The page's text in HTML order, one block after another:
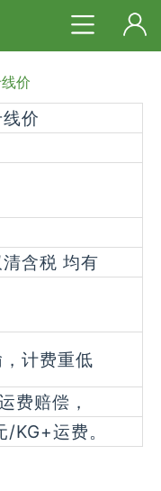
价
价
含税 均有
计费重低
费赔偿，
KG+运费。